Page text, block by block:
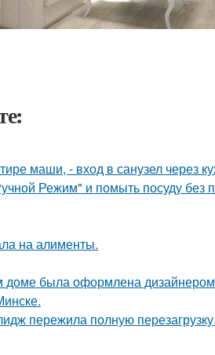
маши, - вход в санузел через
Режим" и помыть посуду без
на алименты.
доме была оформлена
пережила полную перезагрузку.